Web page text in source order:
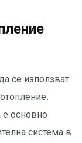
се използват
е основно
система в